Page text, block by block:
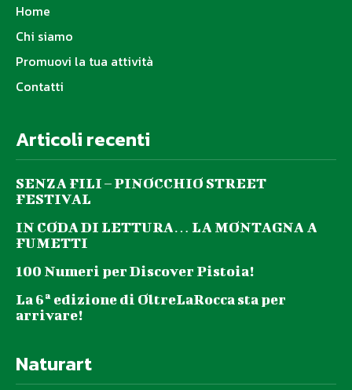
Home
Chi siamo
Promuovi la tua attività
Contatti
Articoli recenti
SENZA FILI – PINOCCHIO STREET
FESTIVAL
IN CODA DI LETTURA… LA MONTAGNA A
FUMETTI
100 Numeri per Discover Pistoia!
La 6ª edizione di OltreLaRocca sta per
arrivare!
Naturart